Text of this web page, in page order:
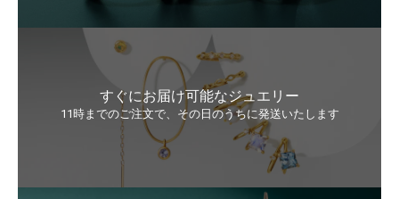
すぐにお届け可能なジュエリー
11時までのご注文で、その日のうちに発送いたします